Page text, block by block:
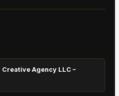
Creative Agency LLC –